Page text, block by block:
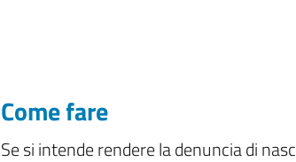
Come fare
Se si intende rendere la denuncia di